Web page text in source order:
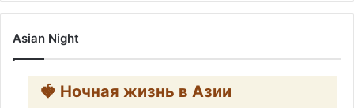
Asian Night
🍓 Ночная жизнь в Азии